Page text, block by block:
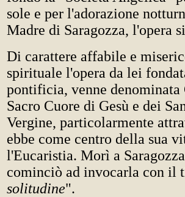
sole e per l'adorazione
Madre di Saragozza, l'opera
Di carattere affabile e
spirituale l'opera da lei
pontificia, venne
Sacro Cuore di Gesù e dei
Vergine, particolarmente
ebbe come centro della sua
l'Eucaristia. Morì a
cominciò ad invocarla con il
solitudine".